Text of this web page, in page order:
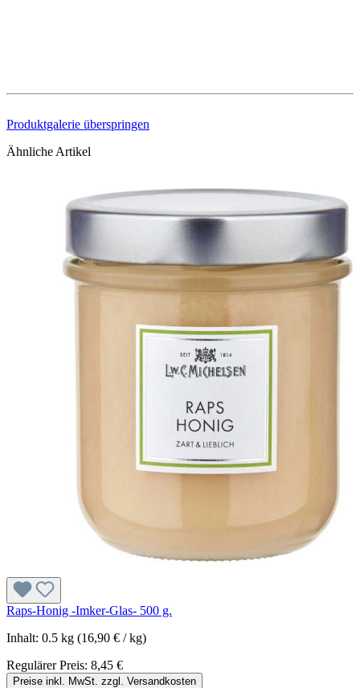
Produktgalerie überspringen
Ähnliche Artikel
Raps-Honig -Imker-Glas- 500 g.
Inhalt: 0.5 kg (16,90 € / kg)
Regulärer Preis: 8,45 €
Preise inkl. MwSt. zzgl. Versandkosten